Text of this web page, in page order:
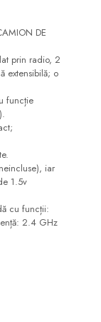
DE
prin radio, 2
extensibilă; o
funcție
iar
1.5v
cu funcții:
2.4 GHz